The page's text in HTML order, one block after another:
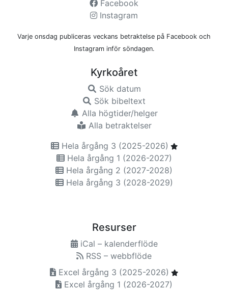
Facebook
Instagram
Varje onsdag publiceras veckans betraktelse på Facebook och
Instagram inför söndagen.
Kyrkoåret
Sök datum
Sök bibeltext
Alla högtider/helger
Alla betraktelser
Hela årgång 3 (2025-2026)
Hela årgång 1 (2026-2027)
Hela årgång 2 (2027-2028)
Hela årgång 3 (2028-2029)
Resurser
iCal – kalenderflöde
RSS – webbflöde
Excel årgång 3 (2025-2026)
Excel årgång 1 (2026-2027)